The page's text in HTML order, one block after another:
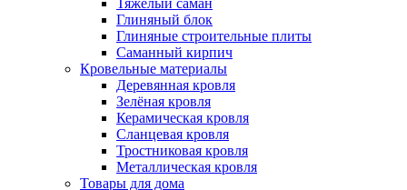
Тяжёлый саман
Глиняный блок
Глиняные строительные плиты
Саманный кирпич
Кровельные материалы
Деревянная кровля
Зелёная кровля
Керамическая кровля
Сланцевая кровля
Тростниковая кровля
Металлическая кровля
Товары для дома